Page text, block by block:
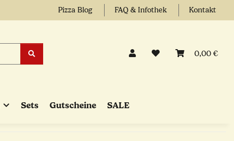
Pizza Blog FAQ & Infothek Kontakt
0,00 €
Sets Gutscheine SALE